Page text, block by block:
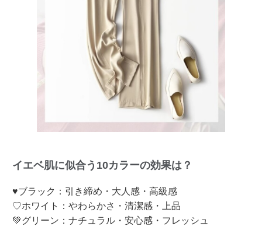
イエベ肌に似合う10カラーの効果は？
♥ブラック：引き締め・大人感・高級感
♡ホワイト：やわらかさ・清潔感・上品
💚グリーン：ナチュラル・安心感・フレッシュ